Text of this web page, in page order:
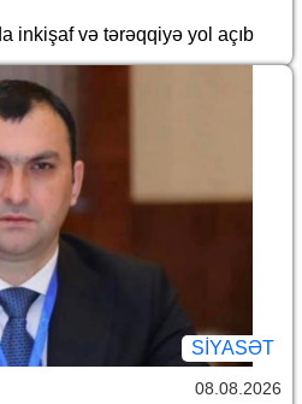
inkişaf və tərəqqiyə yol açıb
SİYASƏT
08.08.2026